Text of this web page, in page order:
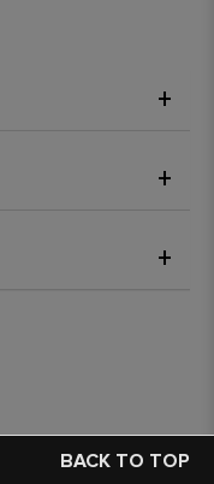
BACK TO TOP